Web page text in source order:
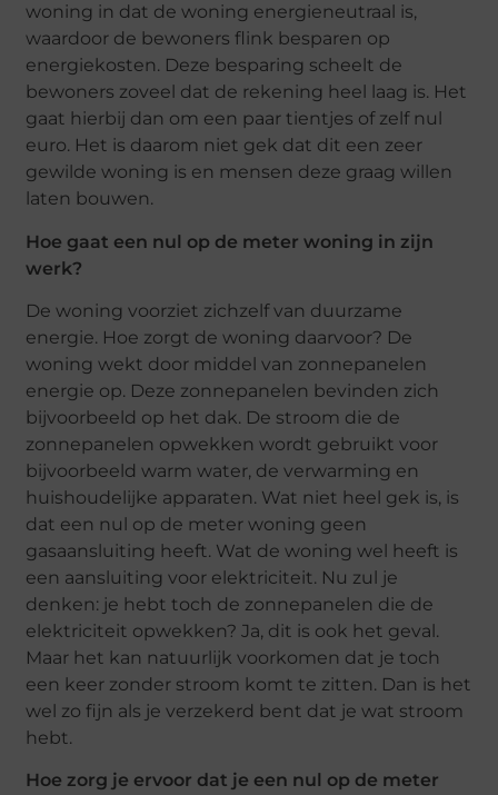
woning in dat de woning energieneutraal is,
waardoor de bewoners flink besparen op
energiekosten. Deze besparing scheelt de
bewoners zoveel dat de rekening heel laag is. Het
gaat hierbij dan om een paar tientjes of zelf nul
euro. Het is daarom niet gek dat dit een zeer
gewilde woning is en mensen deze graag willen
laten bouwen.
Hoe gaat een nul op de meter woning in zijn
werk?
De woning voorziet zichzelf van duurzame
energie. Hoe zorgt de woning daarvoor? De
woning wekt door middel van zonnepanelen
energie op. Deze zonnepanelen bevinden zich
bijvoorbeeld op het dak. De stroom die de
zonnepanelen opwekken wordt gebruikt voor
bijvoorbeeld warm water, de verwarming en
huishoudelijke apparaten. Wat niet heel gek is, is
dat een nul op de meter woning geen
gasaansluiting heeft. Wat de woning wel heeft is
een aansluiting voor elektriciteit. Nu zul je
denken: je hebt toch de zonnepanelen die de
elektriciteit opwekken? Ja, dit is ook het geval.
Maar het kan natuurlijk voorkomen dat je toch
een keer zonder stroom komt te zitten. Dan is het
wel zo fijn als je verzekerd bent dat je wat stroom
hebt.
Hoe zorg je ervoor dat je een nul op de meter